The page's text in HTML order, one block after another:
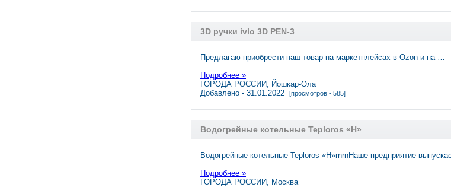
3D ручки ivlo 3D PEN-3
Предлагаю приобрести наш товар на маркетплейсах в Ozon и на …
Подробнее »
ГОРОДА РОССИИ, Йошкар-Ола
Добавлено - 31.01.2022
[просмотров - 585]
Водогрейные котельные Teploros «Н»
Водогрейные котельные Teploros «Н»rnrnНаше предприятие
Подробнее »
ГОРОДА РОССИИ, Москва